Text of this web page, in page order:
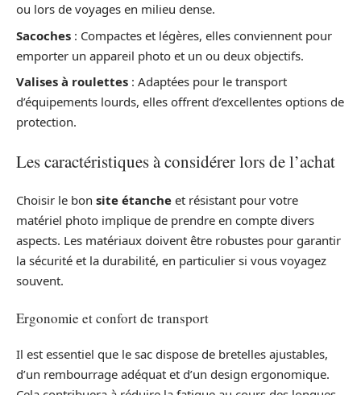
ou lors de voyages en milieu dense.
Sacoches : Compactes et légères, elles conviennent pour
emporter un appareil photo et un ou deux objectifs.
Valises à roulettes : Adaptées pour le transport
d’équipements lourds, elles offrent d’excellentes options de
protection.
Les caractéristiques à considérer lors de l’achat
Choisir le bon site étanche et résistant pour votre
matériel photo implique de prendre en compte divers
aspects. Les matériaux doivent être robustes pour garantir
la sécurité et la durabilité, en particulier si vous voyagez
souvent.
Ergonomie et confort de transport
Il est essentiel que le sac dispose de bretelles ajustables,
d’un rembourrage adéquat et d’un design ergonomique.